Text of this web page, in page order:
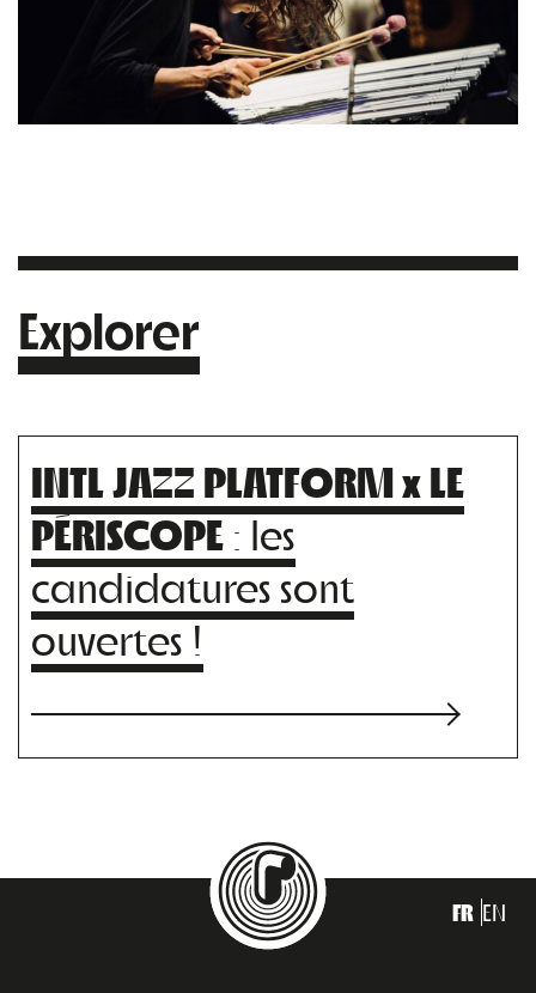
Explorer
INTL JAZZ PLATFORM x LE
PÉRISCOPE : les
candidatures sont
ouvertes !
FR EN